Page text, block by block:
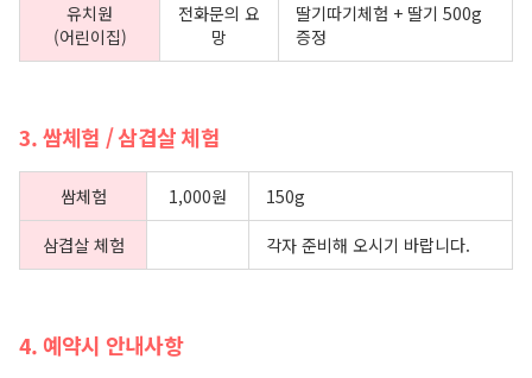
유치원
(어린이집)
전화문의 요
망
딸기따기체험 + 딸기 500g
증정
3. 쌈체험 / 삼겹살 체험
쌈체험 1,000원 150g
삼겹살 체험 각자 준비해 오시기 바랍니다.
4. 예약시 안내사항